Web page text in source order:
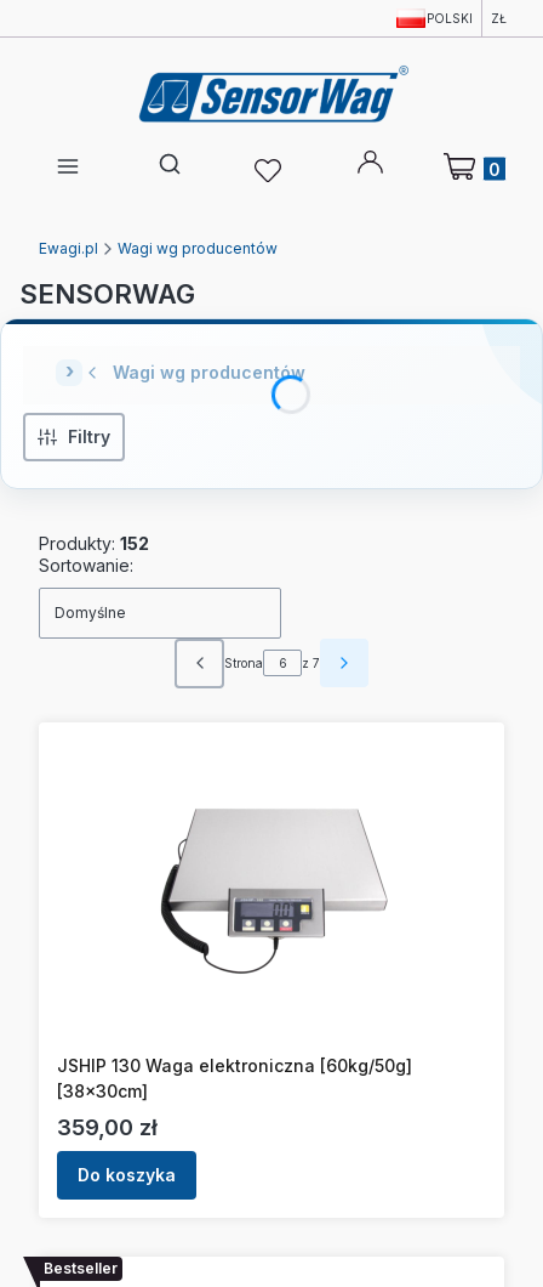
POLSKI ZŁ
Otwórz wyszukiwarkę
Produkty w
Ewagi.pl Wagi wg producentów
SENSORWAG
Wagi wg producentów
Filtry
Produkty: 152
Lista produktów
Sortowanie:
Domyślne
Poprzednie produkty
Strona z 7 Następne produkty
JSHIP 130 Waga elektroniczna [60kg/50g]
[38x30cm]
Cena
359,00 zł
Do koszyka
Bestseller